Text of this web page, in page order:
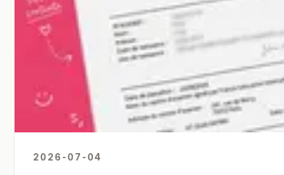
2026-07-04